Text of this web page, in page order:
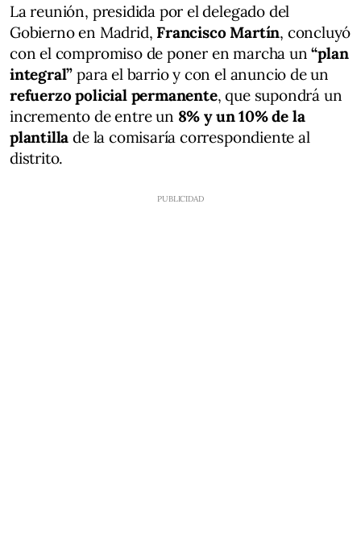
La reunión, presidida por el delegado del
Gobierno en Madrid, Francisco Martín, concluyó
con el compromiso de poner en marcha un“plan
integral” para el barrio y con el anuncio de un
refuerzo policial permanente, que supondrá un
incremento de entre un 8% y un 10% de la
plantilla de la comisaría correspondiente al
distrito.